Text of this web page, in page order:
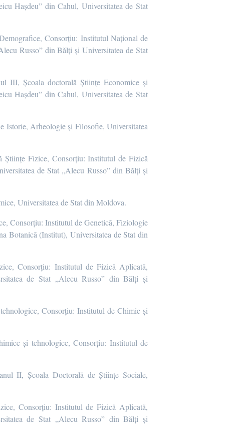
Hașdeu” din Cahul, Universitatea de Stat
Consorțiu: Institutul Național de
Russo” din Bălți și Universitatea de Stat
III, Școala doctorală Științe Economice și
Hașdeu” din Cahul, Universitatea de Stat
Istorie, Arheologie și Filosofie, Universitatea
Științe Fizice, Consorțiu: Institutul de Fizică
de Stat „Alecu Russo” din Bălți și
Universitatea de Stat din Moldova.
Consorțiu: Institutul de Genetică, Fiziologie
Botanică (Institut), Universitatea de Stat din
Consorțiu: Institutul de Fizică Aplicată,
de Stat „Alecu Russo” din Bălți și
Consorțiu: Institutul de Chimie și
și tehnologice, Consorțiu: Institutul de
II, Școala Doctorală de Științe Sociale,
Consorțiu: Institutul de Fizică Aplicată,
de Stat „Alecu Russo” din Bălți și